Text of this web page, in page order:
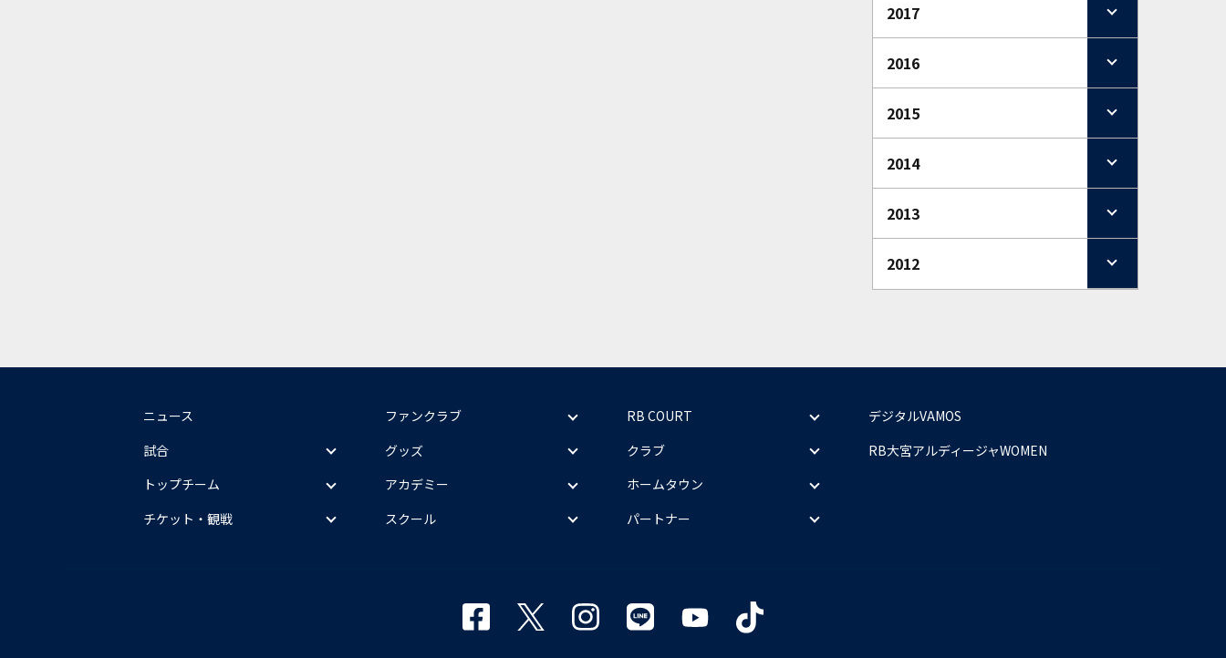
2017
2016
2015
2014
2013
2012
ニュース
試合
トップチーム
チケット・観戦
ファンクラブ
グッズ
アカデミー
スクール
RB COURT
クラブ
ホームタウン
パートナー
デジタルVAMOS
RB大宮アルディージャWOMEN